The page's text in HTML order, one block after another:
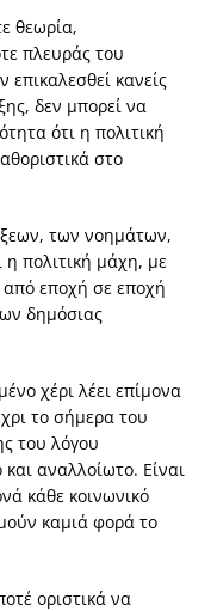
θεωρία,
πλευράς του
κανείς
δεν μπορεί να
ότι η πολιτική
στο
των νοημάτων,
πολιτική μάχη, με
εποχή σε εποχή
δημόσιας
χέρι λέει επίμονα
το σήμερα του
του λόγου
αναλλοίωτο. Είναι
κάθε κοινωνικό
καμιά φορά το
οριστικά να